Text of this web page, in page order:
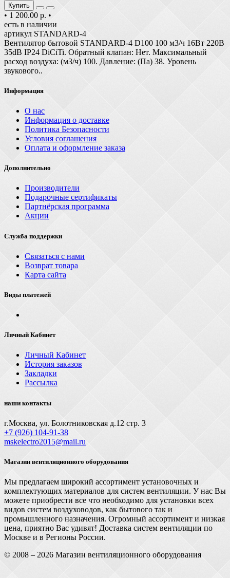
Купить
• 1 200.00 р. •
есть в наличии
артикул STANDARD-4
Вентилятор бытовой STANDARD-4 D100 100 м3/ч 16Вт 220В
35dB IP24 DiCiTi. Обратный клапан: Нет. Максимальный
расход воздуха: (м3/ч) 100. Давление: (Па) 38. Уровень
звукового..
Информация
О нас
Информация о доставке
Политика Безопасности
Условия соглашения
Оплата и оформление заказа
Дополнительно
Производители
Подарочные сертификаты
Партнёрская программа
Акции
Служба поддержки
Связаться с нами
Возврат товара
Карта сайта
Виды платежей
Личный Кабинет
Личный Кабинет
История заказов
Закладки
Рассылка
наши контакты
г.Москва, ул. Болотниковская д.12 стр. 3
+7 (926) 104-91-З8
mskelectro2015@mail.ru
Магазин вентиляционного оборудования
Мы предлагаем широкий ассортимент установочных и
комплектующих материалов для систем вентиляции. У нас Вы
можете приобрести все что необходимо для установки всех
видов систем воздуховодов, как бытового так и
промышленного назначения. Огромный ассортимент и низкая
цена, приятно Вас удивят! Доставка систем вентиляции по
Москве и в Регионы России.
© 2008 – 2026 Магазин вентиляционного оборудования